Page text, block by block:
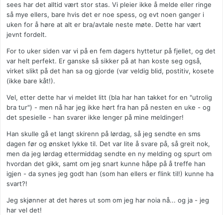
sees har det alltid vært stor stas. Vi pleier ikke å melde eller ringe
så mye ellers, bare hvis det er noe spess, og evt noen ganger i
uken for å høre at alt er bra/avtale neste møte. Dette har vært
jevnt fordelt.
For to uker siden var vi på en fem dagers hyttetur på fjellet, og det
var helt perfekt. Er ganske så sikker på at han koste seg også,
virket slikt på det han sa og gjorde (var veldig blid, postitiv, kosete
(ikke bare kåt!).
Vel, etter dette har vi meldet litt (bla har han takket for en "utrolig
bra tur") - men nå har jeg ikke hørt fra han på nesten en uke - og
det spesielle - han svarer ikke lenger på mine meldinger!
Han skulle gå et langt skirenn på lørdag, så jeg sendte en sms
dagen før og ønsket lykke til. Det var lite å svare på, så greit nok,
men da jeg lørdag ettermiddag sendte en ny melding og spurt om
hvordan det gikk, samt om jeg snart kunne håpe på å treffe han
igjen - da synes jeg godt han (som han ellers er flink til!) kunne ha
svart?!
Jeg skjønner at det høres ut som om jeg har noia nå... og ja - jeg
har vel det!